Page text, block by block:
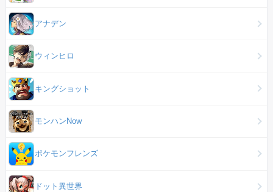
アナデン
ウィンヒロ
キングショット
モンハンNow
ポケモンフレンズ
ドット異世界